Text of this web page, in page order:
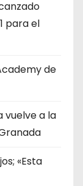
para el
de
vuelve a la
«Esta